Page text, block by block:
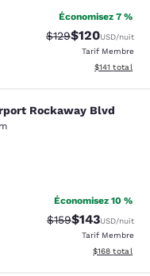
Économisez 7 %
Tarif barré :
$129Tarif réduit :
$120USD/nuit
Tarif Membre
Afficher les
$141 total
Rockaway
Rockaway Blvd
commentaires
Économisez 10 %
Tarif barré :
$159Tarif réduit :
$143USD/nuit
Tarif Membre
Afficher les
$168 total